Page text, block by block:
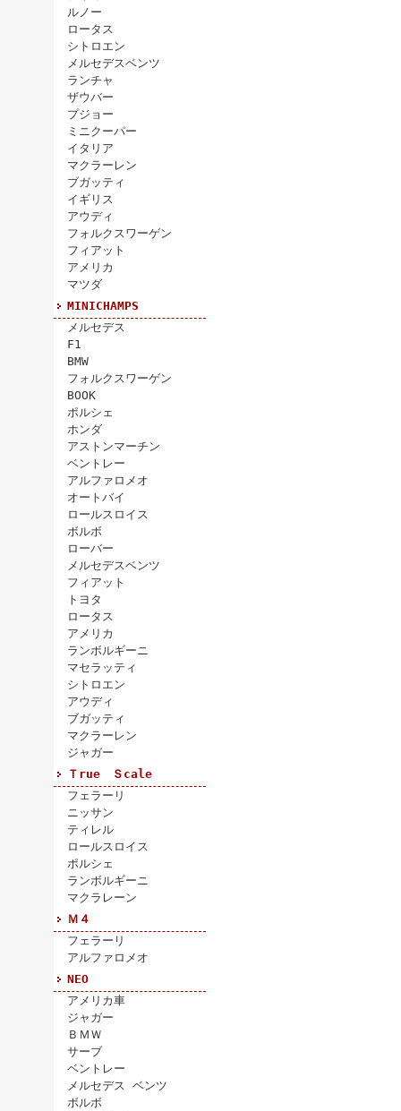
ルノー
ロータス
シトロエン
メルセデスベンツ
ランチャ
ザウバー
プジョー
ミニクーパー
イタリア
マクラーレン
ブガッティ
イギリス
アウディ
フォルクスワーゲン
フィアット
アメリカ
マツダ
MINICHAMPS
メルセデス
F1
BMW
フォルクスワーゲン
BOOK
ポルシェ
ホンダ
アストンマーチン
ベントレー
アルファロメオ
オートバイ
ロールスロイス
ボルボ
ローバー
メルセデスベンツ
フィアット
トヨタ
ロータス
アメリカ
ランボルギーニ
マセラッティ
シトロエン
アウディ
ブガッティ
マクラーレン
ジャガー
Ｔrue Ｓcale
フェラーリ
ニッサン
ティレル
ロールスロイス
ポルシェ
ランボルギーニ
マクラレーン
Ｍ４
フェラーリ
アルファロメオ
NEO
アメリカ車
ジャガー
ＢＭＷ
サーブ
ベントレー
メルセデス ベンツ
ボルボ